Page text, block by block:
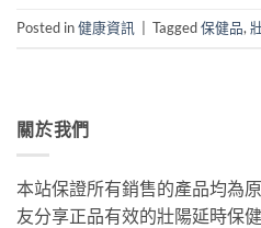
Posted in健康資訊 Tagged保健品,
關於我們
本站保證所有銷售的產品均為
友分享正品有效的壯陽延時保